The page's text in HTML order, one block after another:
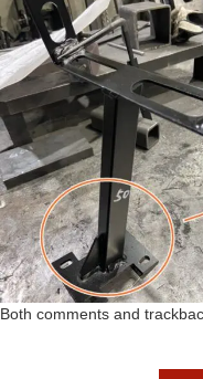
Both comments and